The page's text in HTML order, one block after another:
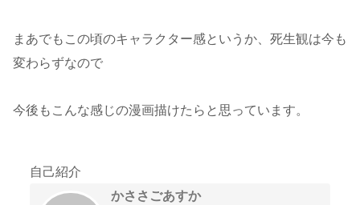
まあでもこの頃のキャラクター感というか、死生観は今も
変わらずなので
今後もこんな感じの漫画描けたらと思っています。
自己紹介
かささごあすか